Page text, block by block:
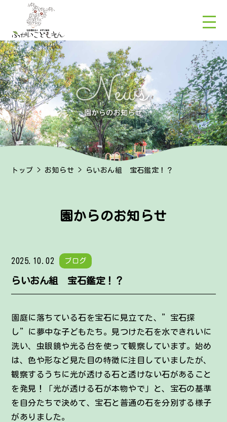
トップ > お知らせ > らいおん組 宝石鑑定！？
園からのお知らせ
2025.10.02 ブログ
らいおん組 宝石鑑定！？
園庭に落ちている石を宝石に見立てた、”宝石探
し”に夢中な子どもたち。見つけた石を水できれいに
洗い、虫眼鏡や光る台を使って観察しています。始め
は、色や形など見た目の特徴に注目していましたが、
観察するうちに光が透ける石と透けない石があること
を発見！「光が透ける石が本物やで」と、宝石の基準
を自分たちで決めて、宝石と普通の石を分別する様子
がありました。